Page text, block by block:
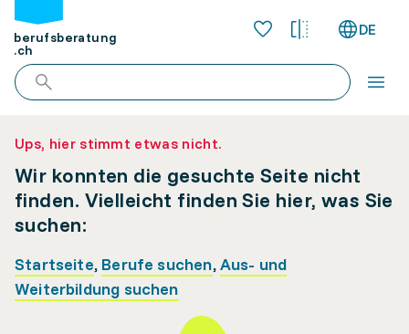
berufsberatung
.ch
DE
Ups, hier stimmt etwas nicht.
Wir konnten die gesuchte Seite nicht
finden. Vielleicht finden Sie hier, was Sie
suchen:
Startseite, Berufe suchen,Aus- und
Weiterbildung suchen